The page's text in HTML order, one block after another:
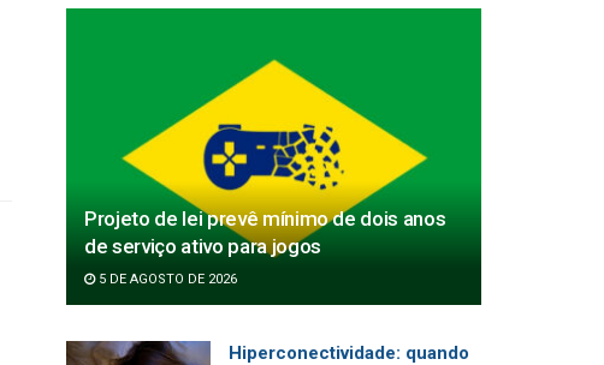
Projeto de lei prevê mínimo de dois anos
de serviço ativo para jogos
5 DE AGOSTO DE 2026
Hiperconectividade: quando